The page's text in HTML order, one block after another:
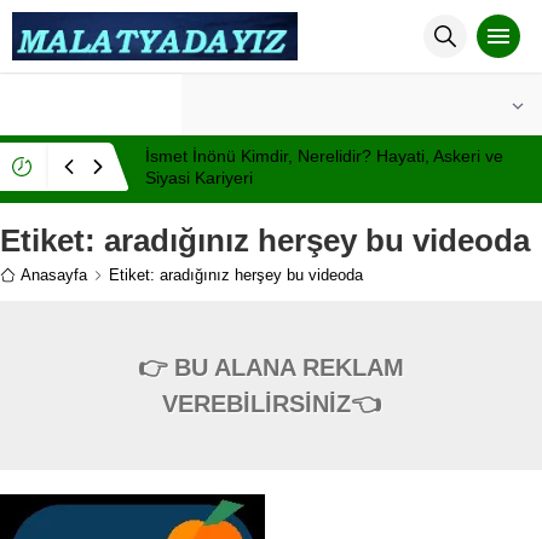
İsmet İnönü Kimdir, Nerelidir? Hayati, Askeri ve
Siyasi Kariyeri
Etiket: aradığınız herşey bu videoda
Anasayfa Etiket: aradığınız herşey bu videoda
👉 BU ALANA REKLAM
VEREBİLİRSİNİZ👈